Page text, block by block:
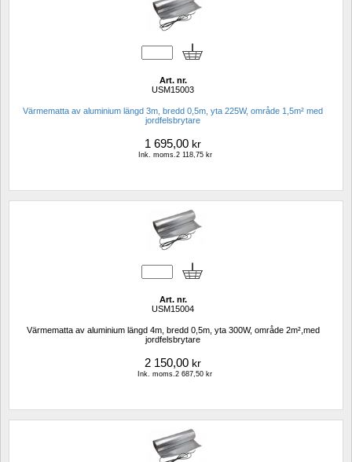
Art. nr.
USM15003
Värmematta av aluminium längd 3m, bredd 0,5m, yta 225W, område 1,5m² med
jordfelsbrytare
1 695,00 kr
Ink. moms.2 118,75 kr
Art. nr.
USM15004
Värmematta av aluminium längd 4m, bredd 0,5m, yta 300W, område 2m²,med
jordfelsbrytare
2 150,00 kr
Ink. moms.2 687,50 kr